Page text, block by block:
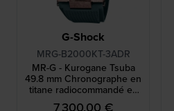
G-Shock
MRG-B2000KT-3ADR
MR-G - Kurogane Tsuba
49.8 mm Chronographe en
titane radiocommandé en
édition limitée, gravé à la
7 300,00 €